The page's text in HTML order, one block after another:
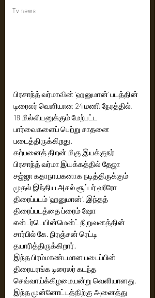
Tv news
பிரசாந்த் வர்மாவின் 'ஹனுமான்' படத்தின்
டிரைலர் வெளியான 24 மணி நேரத்தில்,
18 மில்லியனுக்கும் மேற்பட்ட
பார்வைகளைப் பெற்று சாதனை
கற்பனைத் திறன் மிகு இயக்குநர்
பிரசாந்த் வர்மா இயக்கத்தில் தேஜா
சஜ்ஜா கதாநாயகனாக நடித்திருக்கும்
முதல் இந்திய அசல் சூப்பர் ஹீரோ
திரைப்படம் 'ஹனுமான்'. இந்தத்
திரைப்படத்தை ப்ரைம் ஷோ
என்டர்டெயின்மென்ட் நிறுவனத்தின்
சார்பில் கே. நிரஞ்சன் ரெட்டி
தயாரித்திருக்கிறார்.
இந்த பிரம்மாண்டமான படைப்பின்
திரையரங்க டிரைலர் கடந்த
செவ்வாய்க்கிழமையன்று வெளியானது.‌
இந்த முன்னோட்டத்திற்கு அனைத்து